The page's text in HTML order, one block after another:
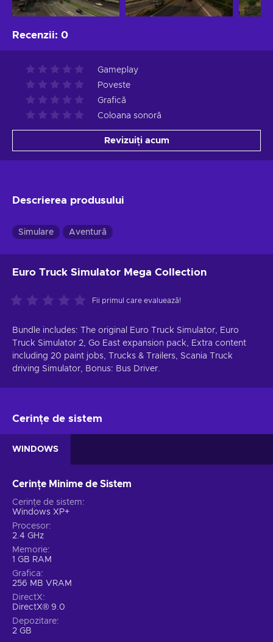
Recenzii: 0
Gameplay
Poveste
Grafică
Coloana sonoră
Revizuiți acum
Descrierea produsului
Simulare Aventură
Euro Truck Simulator Mega Collection
Fii primul care evaluează!
Bundle includes: The original Euro Truck Simulator, Euro
Truck Simulator 2, Go East expansion pack, Extra content
including 20 paint jobs, Trucks & Trailers, Scania Truck
driving Simulator, Bonus: Bus Driver.
Cerințe de sistem
WINDOWS
Cerințe Minime de Sistem
Cerințe de sistem
Windows XP+
Procesor
2.4 GHz
Memorie
1 GB RAM
Grafica
256 MB VRAM
DirectX
DirectX® 9.0
Depozitare
2 GB